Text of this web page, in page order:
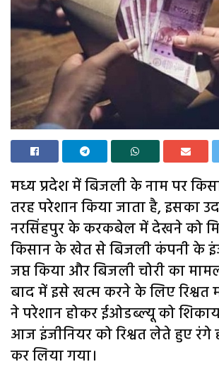
मध्य प्रदेश में बिजली के नाम पर
तरह परेशान किया जाता है, इसका
नरसिंहपुर के करकबेल में देखने को
किसान के खेत से बिजली कंपनी के
जप्त किया और बिजली चोरी का
बाद में इसे खत्म करने के लिए रिश्वत
ने परेशान होकर ईओडब्ल्यू को
आज इंजीनियर को रिश्वत लेते हुए रंगे
कर लिया गया।